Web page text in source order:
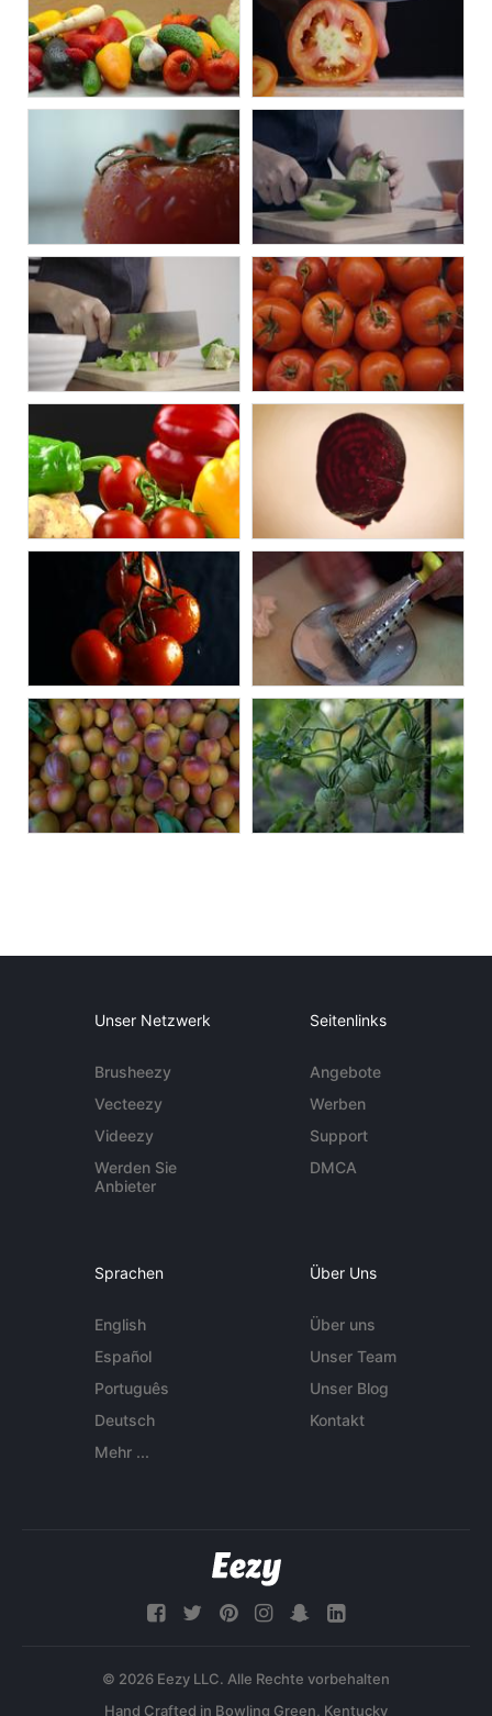
Unser Netzwerk
Brusheezy
Vecteezy
Videezy
Werden Sie
Anbieter
Seitenlinks
Angebote
Werben
Support
DMCA
Sprachen
English
Español
Português
Deutsch
Mehr ...
Über Uns
Über uns
Unser Team
Unser Blog
Kontakt
© 2026 Eezy LLC. Alle Rechte vorbehalten